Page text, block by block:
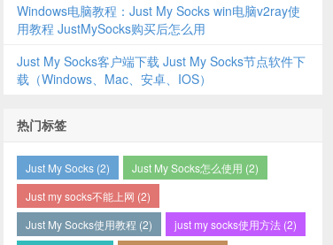
Windows电脑教程：Just My Socks win电脑v2ray使
用教程 JustMySocks购买后怎么用
Just My Socks客户端下载 Just My Socks节点软件下
载（Windows、Mac、安卓、IOS）
热门标签
Just My Socks (2)
Just My Socks怎么使用 (2)
Just my socks不能上网 (2)
Just My Socks使用教程 (2)
just my socks使用方法 (2)